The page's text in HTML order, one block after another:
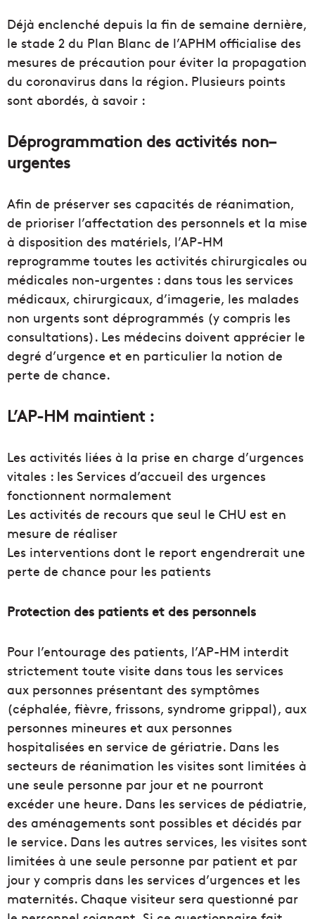
Déjà enclenché depuis la fin de semaine dernière,
le stade 2 du Plan Blanc de l’APHM officialise des
mesures de précaution pour éviter la propagation
du coronavirus dans la région. Plusieurs points
sont abordés, à savoir :
Déprogrammation des activités non–
urgentes
Afin de préserver ses capacités de réanimation,
de prioriser l’affectation des personnels et la mise
à disposition des matériels, l’AP-HM
reprogramme toutes les activités chirurgicales ou
médicales non-urgentes : dans tous les services
médicaux, chirurgicaux, d’imagerie, les malades
non urgents sont déprogrammés (y compris les
consultations). Les médecins doivent apprécier le
degré d’urgence et en particulier la notion de
perte de chance.
L’AP-HM maintient :
Les activités liées à la prise en charge d’urgences
vitales : les Services d’accueil des urgences
fonctionnent normalement
Les activités de recours que seul le CHU est en
mesure de réaliser
Les interventions dont le report engendrerait une
perte de chance pour les patients
Protection des patients et des personnels
Pour l’entourage des patients, l’AP-HM interdit
strictement toute visite dans tous les services
aux personnes présentant des symptômes
(céphalée, fièvre, frissons, syndrome grippal), aux
personnes mineures et aux personnes
hospitalisées en service de gériatrie. Dans les
secteurs de réanimation les visites sont limitées à
une seule personne par jour et ne pourront
excéder une heure. Dans les services de pédiatrie,
des aménagements sont possibles et décidés par
le service. Dans les autres services, les visites sont
limitées à une seule personne par patient et par
jour y compris dans les services d’urgences et les
maternités. Chaque visiteur sera questionné par